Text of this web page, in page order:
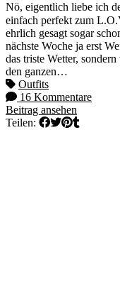
Nö, eigentlich liebe ich
einfach perfekt zum
ehrlich gesagt sogar
nächste Woche ja erst
das triste Wetter,
den ganzen…
Outfits
16 Kommentare
Beitrag ansehen
Teilen: